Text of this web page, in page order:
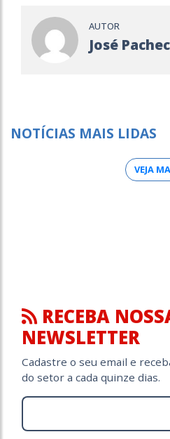
AUTOR
José
NOTÍCIAS MAIS LIDAS
VEJA
RECEBA
NEWSLETTER
Cadastre o seu email e
do setor a cada quinze dias.